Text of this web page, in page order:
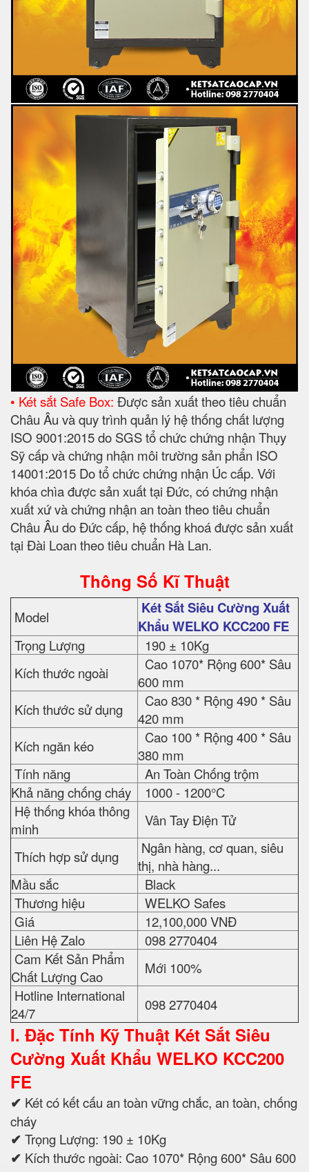
• Két sắt Safe Box: Được sản xuất theo tiêu chuẩn
Châu Âu và quy trình quản lý hệ thống chất lượng
ISO 9001:2015 do SGS tổ chức chứng nhận Thụy
Sỹ cấp và chứng nhận môi trường sản phẩn ISO
14001:2015 Do tổ chức chứng nhận Úc cấp. Với
khóa chìa được sản xuất tại Đức, có chứng nhận
xuất xứ và chứng nhận an toàn theo tiêu chuẩn
Châu Âu do Đức cấp, hệ thống khoá được sản xuất
tại Đài Loan theo tiêu chuẩn Hà Lan.
Thông Số Kĩ Thuật
Model
Két Sắt Siêu Cường Xuất
Khẩu WELKO KCC200 FE
Trọng Lượng
190 ± 10Kg
Kích thước ngoài
Cao 1070* Rộng 600* Sâu
600 mm
Kích thước sử dụng
Cao 830 * Rộng 490 * Sâu
420 mm
Kích ngăn kéo
Cao 100 * Rộng 400 * Sâu
380 mm
Tính năng
An Toàn Chống trộm
Khả năng chống cháy
1000 - 1200°C
Hệ thống khóa thông
minh
Vân Tay Điện Tử
Thích hợp sử dụng
Ngân hàng, cơ quan, siêu
thị, nhà hàng...
Mầu sắc
Black
Thương hiệu
WELKO Safes
Giá
12,100,000 VNĐ
Liên Hệ Zalo
098 2770404
Cam Kết Sản Phẩm
Chất Lượng Cao
Mới 100%
Hotline International
24/7
098 2770404
I. Đặc Tính Kỹ Thuật Két Sắt Siêu
Cường Xuất Khẩu WELKO KCC200
FE
✔ Két có kết cấu an toàn vững chắc, an toàn, chống
cháy
✔ Trọng Lượng: 190 ± 10Kg
✔ Kích thước ngoài: Cao 1070* Rộng 600* Sâu 600